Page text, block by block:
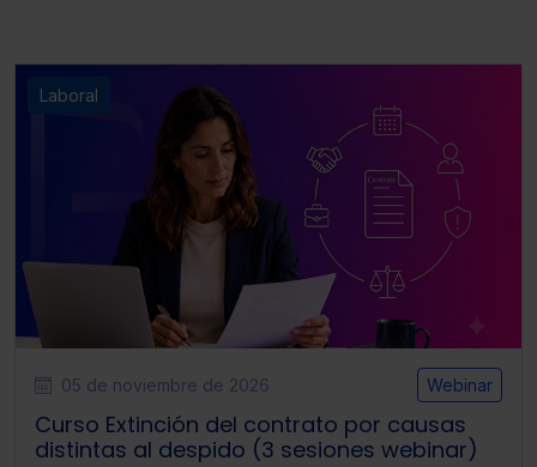
Laboral
05 de noviembre de 2026 Webinar
Curso Extinción del contrato por causas
distintas al despido (3 sesiones webinar)